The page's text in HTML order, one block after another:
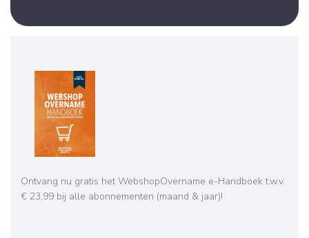
Ontvang nu gratis het WebshopOvername e-Handboek t.w.v.
€ 23,99 bij alle abonnementen (maand & jaar)!